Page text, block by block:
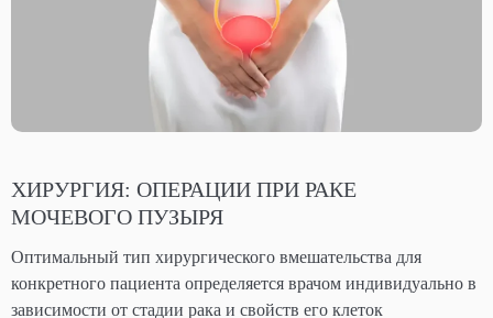
ХИРУРГИЯ: ОПЕРАЦИИ ПРИ РАКЕ
МОЧЕВОГО ПУЗЫРЯ
Оптимальный тип хирургического вмешательства для
конкретного пациента определяется врачом индивидуально в
зависимости от стадии рака и свойств его клеток